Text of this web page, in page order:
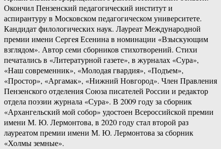
Окончил Пензенский педагогический институт и
аспирантуру в Московском педагогическом университете.
Кандидат филологических наук. Лауреат Международной
премии имени Сергея Есенина в номинации «Взыскующим
взглядом». Автор семи сборников стихотворений. Стихи
печатались в «Литературной газете», в журналах «Сура»,
«Наш современник», «Молодая гвардия», «Подъем»,
«Простор», «Аргамак», «Нижний Новгород». Член Правления
Пензенского отделения Союза писателей России и редактор
отдела поэзии журнала «Сура». В 2009 году за сборник
«Архангельский мой собор» удостоен Всероссийской премии
имени М. Ю. Лермонтова, в 2020 году стал второй раз
лауреатом премии имени М. Ю. Лермонтова за сборник
«Холмы земные».